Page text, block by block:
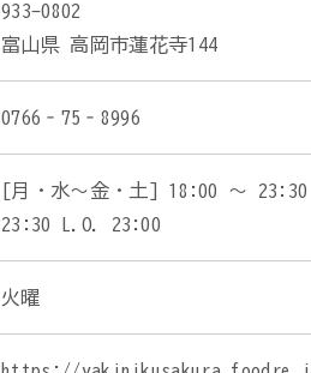
933-0802
富山県 高岡市蓮花寺144
0766‐75‐8996
[月・水〜金・土] 18:00 〜
23:30 L.O. 23:00
火曜